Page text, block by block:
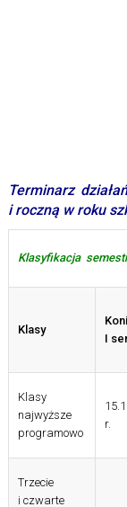
Terminarz
i roczną w roku
Klasyfikacja
Klasy
I
Klasy
najwyższe
programowo
r.
Trzecie
i czwarte